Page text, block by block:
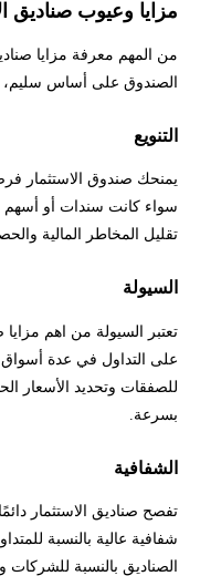
مزايا وعيوب صناديق
من المهم معرفة مزايا
الصندوق على أساس سليم،
التنويع
يمنحك صندوق الاستثمار
سواء كانت سندات أو أسهم
تقليل المخاطر المالية
السيولة
تعتبر السيولة من اهم مزايا
على التداول في عدة أسواق
للصفقات وتحديد الأسعار
بسرعة.
الشفافية
تفصح صناديق الاستثمار
شفافية عالية بالنسبة
الصناديق بالنسبة للشركات